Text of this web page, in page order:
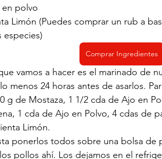
polvo
Limón (Puedes comprar un rub a
especies)
Comprar Ingredientes
vamos a hacer es el marinado de
menos 24 horas antes de asarlos.
g de Mostaza, 1 1/2 cda de Ajo en
1 cda de Ajo en Polvo, 4 cdas de
Limón.
ponerlos todos sobre una bolsa de
los pollos ahí. Los dejamos en el